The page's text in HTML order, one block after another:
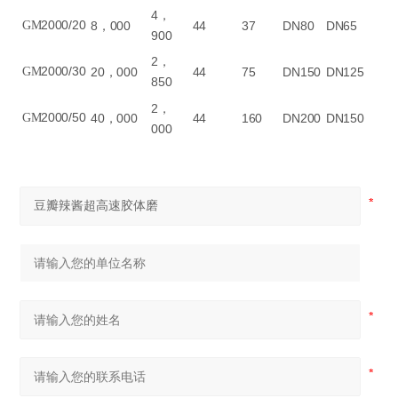
GM2000/20 8 ，000
4 ，
900
44 37 DN80 DN65
GM2000/30 20 ，000
2 ，
850
44 75 DN150 DN125
GM2000/50 40 ，000
2 ，
000
44 160 DN200 DN150